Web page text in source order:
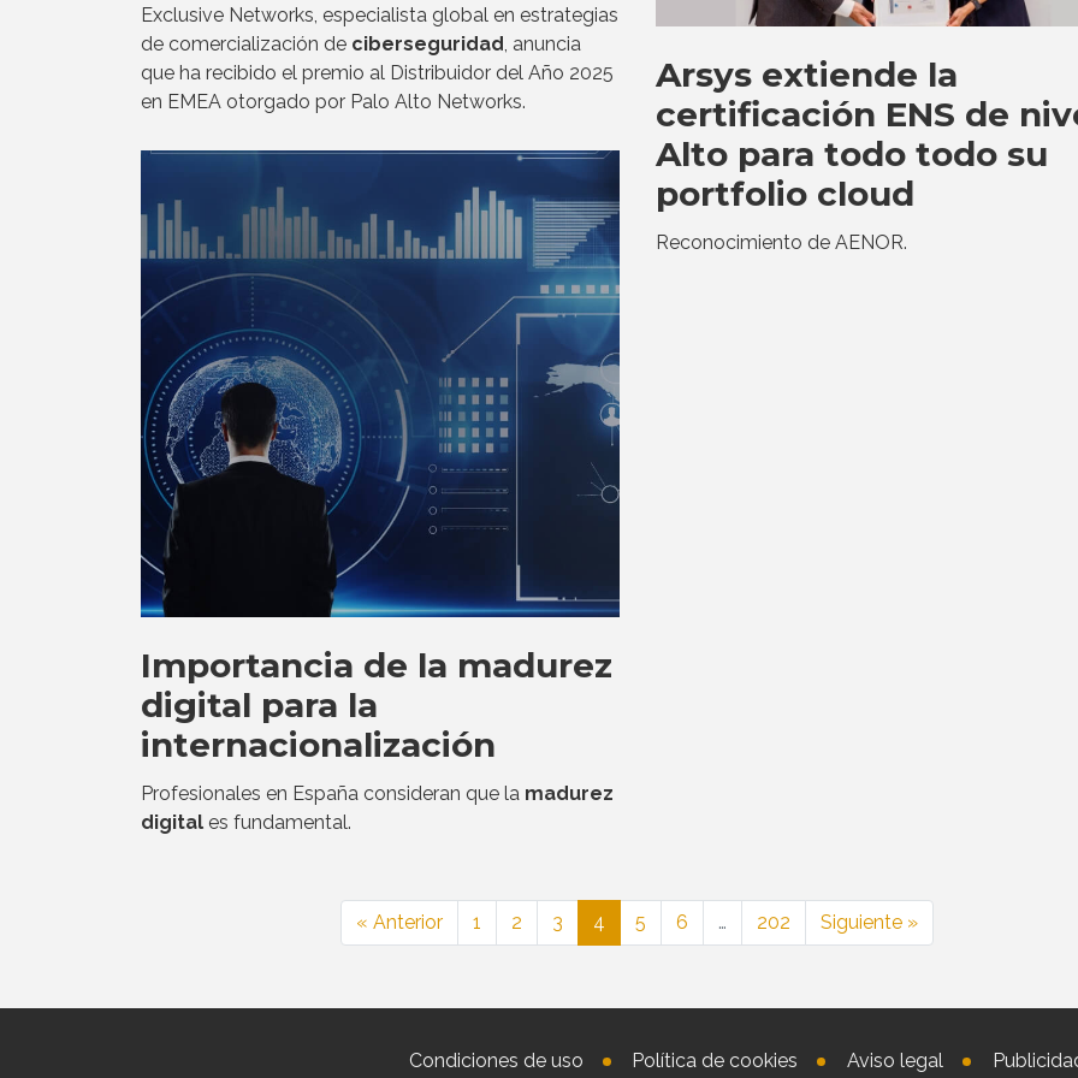
Exclusive Networks, especialista global en estrategias
de comercialización de ciberseguridad, anuncia
que ha recibido el premio al Distribuidor del Año 2025
en EMEA otorgado por Palo Alto Networks.
Importancia de la madurez
digital para la
internacionalización
Profesionales en España consideran que la madurez
digital es fundamental.
Arsys extiende la
certificación ENS de
Alto para todo todo su
portfolio cloud
Reconocimiento de AENOR.
« Anterior 1 2 3 4 5 6 … 202 Siguiente »
Condiciones de uso Política de cookies Aviso legal